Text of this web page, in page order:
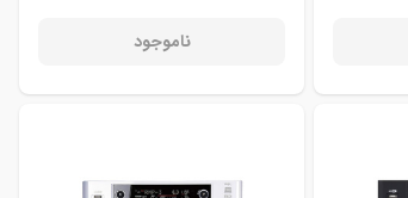
ناموجود